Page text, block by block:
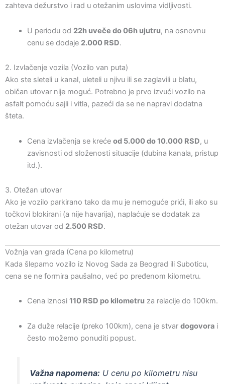
zahteva dežurstvo i rad u otežanim uslovima vidljivosti.
U periodu od 22h uveče do 06h ujutru, na osnovnu
cenu se dodaje 2.000 RSD.
2. Izvlačenje vozila (Vozilo van puta)
Ako ste sleteli u kanal, uleteli u njivu ili se zaglavili u blatu,
običan utovar nije moguć. Potrebno je prvo izvući vozilo na
asfalt pomoću sajli i vitla, pazeći da se ne napravi dodatna
šteta.
Cena izvlačenja se kreće od 5.000 do 10.000 RSD, u
zavisnosti od složenosti situacije (dubina kanala, pristup
itd.).
3. Otežan utovar
Ako je vozilo parkirano tako da mu je nemoguće prići, ili ako su
točkovi blokirani (a nije havarija), naplaćuje se dodatak za
otežan utovar od 2.500 RSD.
Vožnja van grada (Cena po kilometru)
Kada šlepamo vozilo iz Novog Sada za Beograd ili Suboticu,
cena se ne formira paušalno, već po pređenom kilometru.
Cena iznosi 110 RSD po kilometru za relacije do 100km.
Za duže relacije (preko 100km), cena je stvar dogovorai
često možemo ponuditi popust.
Važna napomena: U cenu po kilometru nisu